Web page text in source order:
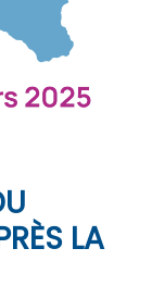
LA